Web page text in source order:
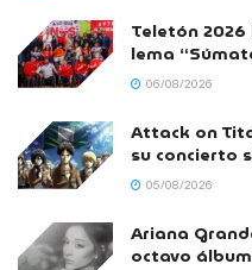
Teletón
lema
06/08/2026
Attack on
su concierto
05/08/2026
Ariana
octavo álbum